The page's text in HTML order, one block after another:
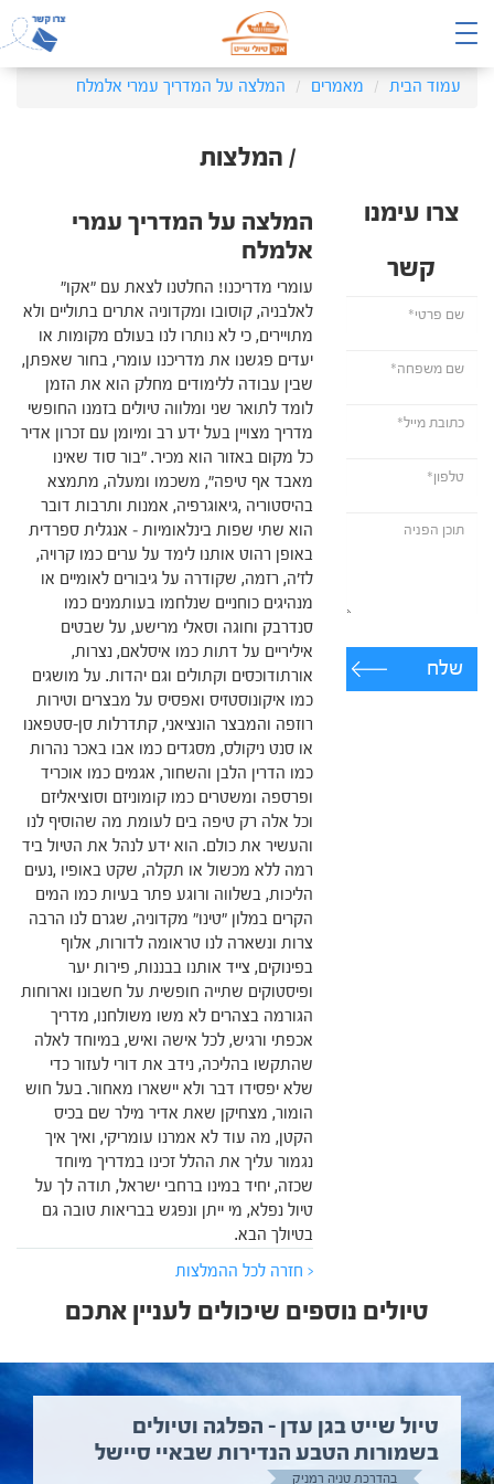
עמוד הבית מאמרים המלצה על המדריך עמרי אלמלח
/ המלצות
צרו עימנו
קשר
שלח
המלצה על המדריך עמרי
אלמלח
עומרי מדריכנו! החלטנו לצאת עם "אקו"
לאלבניה, קוסובו ומקדוניה אתרים בתוליים ולא
מתויירים, כי לא נותרו לנו בעולם מקומות או
יעדים פגשנו את מדריכנו עומרי, בחור שאפתן,
שבין עבודה ללימודים מחלק הוא את הזמן
לומד לתואר שני ומלווה טיולים בזמנו החופשי
מדריך מצויין בעל ידע רב ומיומן עם זכרון אדיר
כל מקום באזור הוא מכיר. "בור סוד שאינו
מאבד אף טיפה", משכמו ומעלה, מתמצא
בהיסטוריה ,גיאוגרפיה, אמנות ותרבות דובר
הוא שתי שפות בינלאומיות – אנגלית ספרדית
באופן רהוט אותנו לימד על ערים כמו קרויה,
לז'ה, רזמה, שקודרה על גיבורים לאומיים או
מנהיגים כוחניים שנלחמו בעותמנים כמו
סנדרבק וחוגה וסאלי מרישע, על שבטים
איליריים על דתות כמו איסלאם, נצרות,
אורתודוכסים וקתולים וגם יהדות. על מושגים
כמו איקונוסטזיס ואפסיס על מבצרים וטירות
רוזפה והמבצר הונציאני, קתדרלות סן-סטפאנו
או סנט ניקולס, מסגדים כמו אבו באכר נהרות
כמו הדרין הלבן והשחור, אגמים כמו אוכריד
ופרספה ומשטרים כמו קומוניזם וסוציאליזם
וכל אלה רק טיפה בים לעומת מה שהוסיף לנו
והעשיר את כולם. הוא ידע לנהל את הטיול ביד
רמה ללא מכשול או תקלה, שקט באופיו ,נעים
הליכות, בשלווה ורוגע פתר בעיות כמו המים
הקרים במלון "טינו" מקדוניה, שגרם לנו הרבה
צרות ונשארה לנו טראומה לדורות, אלוף
בפינוקים, צייד אותנו בבננות, פירות יער
ופיסטוקים שתייה חופשית על חשבונו וארוחות
הגורמה בצהרים לא משו משולחנו, מדריך
אכפתי ורגיש, לכל אישה ואיש, במיוחד לאלה
שהתקשו בהליכה, נידב את דורי לעזור כדי
שלא יפסידו דבר ולא יישארו מאחור. בעל חוש
הומור, מצחיקן שאת אדיר מילר שם בכיס
הקטן, מה עוד לא אמרנו עומריקי, ואיך איך
נגמור עליך את ההלל זכינו במדריך מיוחד
שכזה, יחיד במינו ברחבי ישראל, תודה לך על
טיול נפלא, מי ייתן ונפגש בבריאות טובה גם
בטיולך הבא.
< חזרה לכל ההמלצות
טיולים נוספים שיכולים לעניין אתכם
טיול שייט בגן עדן – הפלגה וטיולים
בשמורות הטבע הנדירות שבאיי סיישל
בהדרכת טניה רמניק